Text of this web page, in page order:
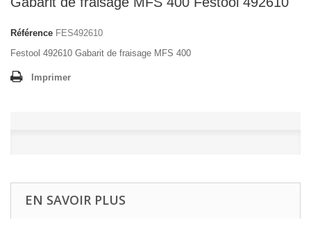
Référence FES492610
Festool 492610 Gabarit de fraisage MFS 400
Imprimer
EN SAVOIR PLUS